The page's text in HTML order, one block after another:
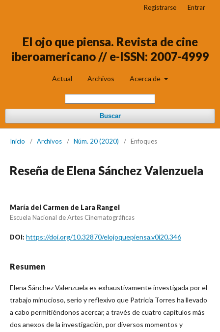
El ojo que piensa. Revista de cine
iberoamericano // e-ISSN: 2007-4999
Actual Archivos Acerca de
Buscar
Registrarse Entrar
Inicio / Archivos / Núm. 20 (2020) / Enfoques
Reseña de Elena Sánchez Valenzuela
María del Carmen de Lara Rangel
Escuela Nacional de Artes Cinematográficas
DOI: https://doi.org/10.32870/elojoquepiensa.v0i20.346
Resumen
Elena Sánchez Valenzuela es exhaustivamente investigada por el
trabajo minucioso, serio y reflexivo que Patricia Torres ha llevado
a cabo permitiéndonos acercar, a través de cuatro capítulos más
dos anexos de la investigación, por diversos momentos y